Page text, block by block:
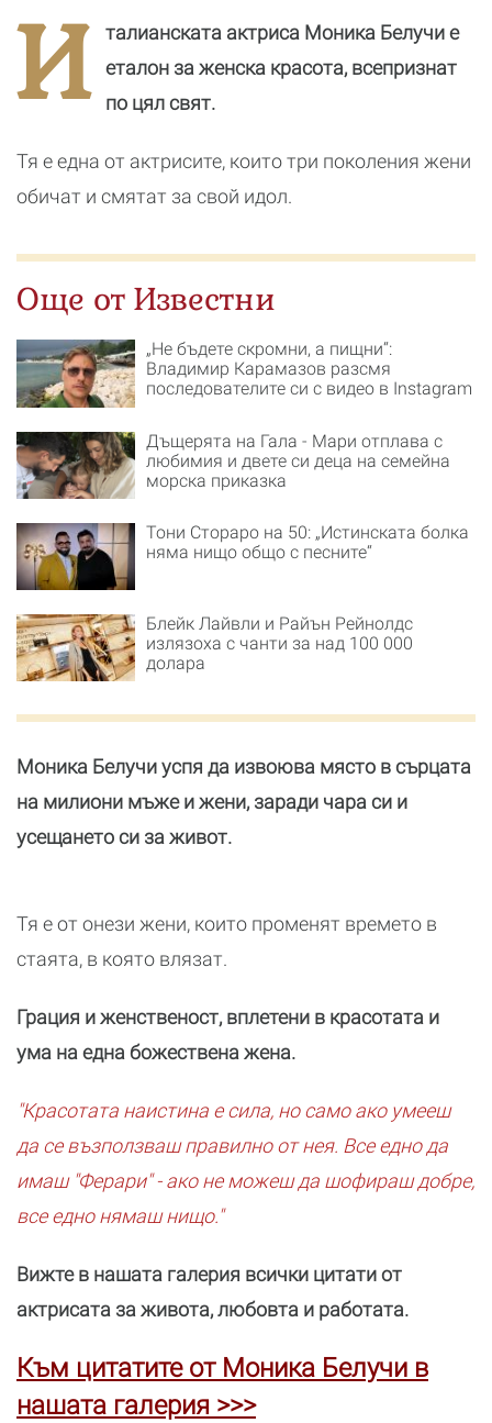
разсмя
последователите
си с видео в
Instagram
на семейна
морска
приказка
песните“
И
талианската актриса Моника Белучи е
еталон за женска красота, всепризнат
по цял свят.
Тя е една от актрисите, които три поколения жени
обичат и смятат за свой идол.
Още от Известни
„Не бъдете скромни, а пищни“:
Владимир Карамазов разсмя
последователите си с видео в Instagram
Дъщерята на Гала - Мари отплава с
любимия и двете си деца на семейна
морска приказка
Тони Стораро на 50: „Истинската болка
няма нищо общо с песните“
Блейк Лайвли и Райън Рейнолдс
излязоха с чанти за над 100 000
долара
Моника Белучи успя да извоюва място в сърцата
на милиони мъже и жени, заради чара си и
усещането си за живот.
Тя е от онези жени, които променят времето в
стаята, в която влязат.
Грация и женственост, вплетени в красотата и
ума на една божествена жена.
"Красотата наистина е сила, но само ако умееш
да се възползваш правилно от нея. Все едно да
имаш "Ферари" - ако не можеш да шофираш добре,
все едно нямаш нищо."
Вижте в нашата галерия всички цитати от
актрисата за живота, любовта и работата.
Към цитатите от Моника Белучи в
нашата галерия >>>